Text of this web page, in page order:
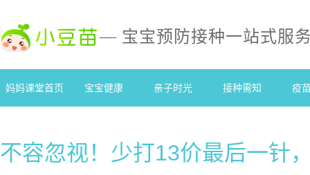
— 宝宝预防接种一站式服
妈妈课堂首页 宝宝健康 亲子时光 接种需知 疫
不容忽视！少打13价最后一